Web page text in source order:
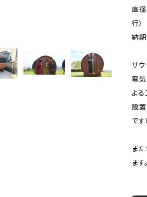
直
行）
納
サウ
電
よる
設
です
ま
ます。